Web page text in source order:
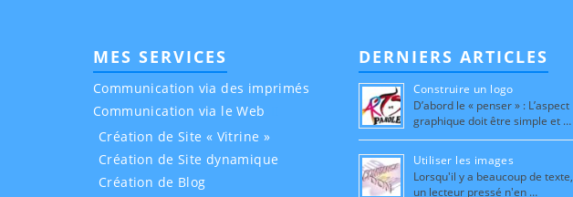
MES SERVICES
Communication via des imprimés
Communication via le Web
Création de Site « Vitrine »
Création de Site dynamique
Création de Blog
DERNIERS ARTICLES
Construire un logo
D’abord le « penser » : L’aspect
graphique doit être simple et …
Utiliser les images
Lorsqu'il y a beaucoup de texte,
un lecteur pressé n'en …